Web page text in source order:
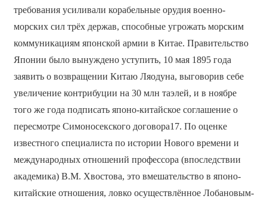
требования усиливали корабельные орудия военно-
морских сил трёх держав, способные угрожать морским
коммуникациям японской армии в Китае. Правительство
Японии было вынуждено уступить, 10 мая 1895 года
заявить о возвращении Китаю Ляодуна, выговорив себе
увеличение контрибуции на 30 млн таэлей, и в ноябре
того же года подписать японо-китайское соглашение о
пересмотре Симоносекского договора17. По оценке
известного специалиста по истории Нового времени и
международных отношений профессора (впоследствии
академика) В.М. Хвостова, это вмешательство в японо-
китайские отношения, ловко осуществлённое Лобановым-